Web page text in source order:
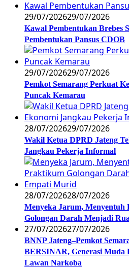
29/07/202629/07/2026
Kawal Pembentukan Brebes
Pembentukan Pansus CDOB
29/07/202629/07/2026
Pemkot Semarang Perkuat
Puncak Kemarau
28/07/202629/07/2026
Wakil Ketua DPRD Jateng
Jangkau Pekerja Informal
28/07/202628/07/2026
Menyeka Jarum,
Golongan Darah Menjadi
27/07/202627/07/2026
BNNP Jateng–Pemkot
BERSINAR, Generasi Muda
Lawan Narkoba